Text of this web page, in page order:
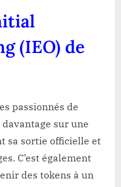
(IEO) de
passionnés de
sur une
sa sortie officielle et
C’est également
des tokens à un